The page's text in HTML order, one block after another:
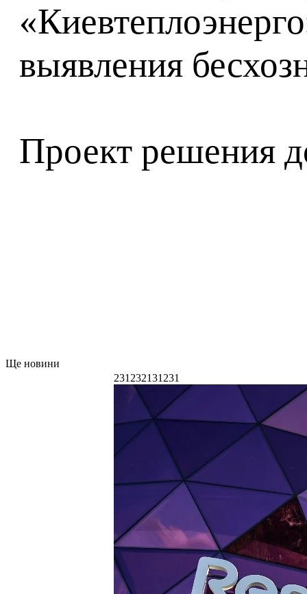
выявления
Проект решения
Ще новини
231232131231